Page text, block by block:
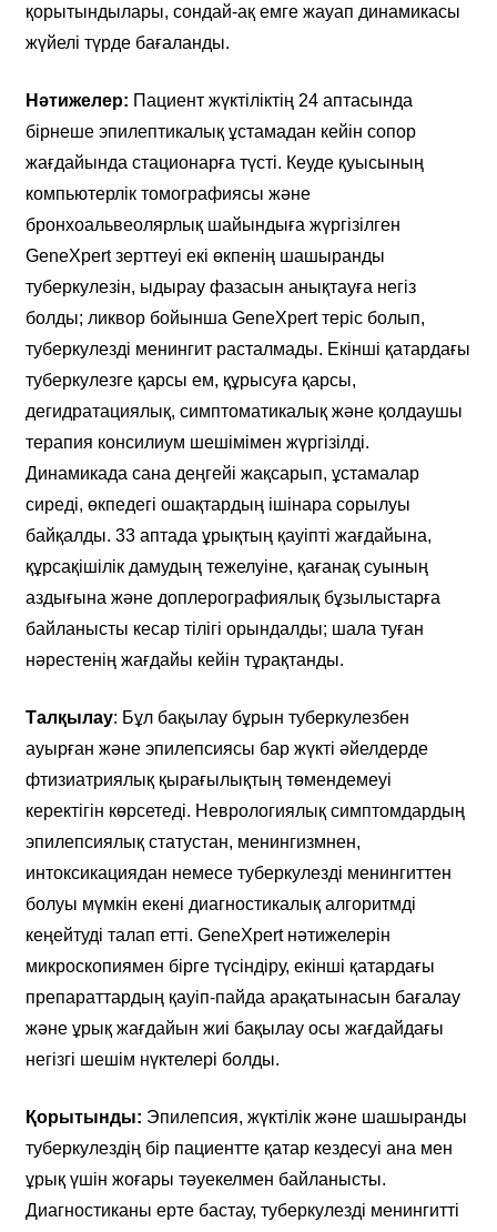
қорытындылары, сондай-ақ емге жауап динамикасы
жүйелі түрде бағаланды.
Нәтижелер: Пациент жүктіліктің 24 аптасында
бірнеше эпилептикалық ұстамадан кейін сопор
жағдайында стационарға түсті. Кеуде қуысының
компьютерлік томографиясы және
бронхоальвеолярлық шайындыға жүргізілген
GeneXpert зерттеуі екі өкпенің шашыранды
туберкулезін, ыдырау фазасын анықтауға негіз
болды; ликвор бойынша GeneXpert теріс болып,
туберкулезді менингит расталмады. Екінші қатардағы
туберкулезге қарсы ем, құрысуға қарсы,
дегидратациялық, симптоматикалық және қолдаушы
терапия консилиум шешімімен жүргізілді.
Динамикада сана деңгейі жақсарып, ұстамалар
сиреді, өкпедегі ошақтардың ішінара сорылуы
байқалды. 33 аптада ұрықтың қауіпті жағдайына,
құрсақішілік дамудың тежелуіне, қағанақ суының
аздығына және доплерографиялық бұзылыстарға
байланысты кесар тілігі орындалды; шала туған
нәрестенің жағдайы кейін тұрақтанды.
Талқылау: Бұл бақылау бұрын туберкулезбен
ауырған және эпилепсиясы бар жүкті әйелдерде
фтизиатриялық қырағылықтың төмендемеуі
керектігін көрсетеді. Неврологиялық симптомдардың
эпилепсиялық статустан, менингизмнен,
интоксикациядан немесе туберкулезді менингиттен
болуы мүмкін екені диагностикалық алгоритмді
кеңейтуді талап етті. GeneXpert нәтижелерін
микроскопиямен бірге түсіндіру, екінші қатардағы
препараттардың қауіп-пайда арақатынасын бағалау
және ұрық жағдайын жиі бақылау осы жағдайдағы
негізгі шешім нүктелері болды.
Қорытынды: Эпилепсия, жүктілік және шашыранды
туберкулездің бір пациентте қатар кездесуі ана мен
ұрық үшін жоғары тәуекелмен байланысты.
Диагностиканы ерте бастау, туберкулезді менингитті